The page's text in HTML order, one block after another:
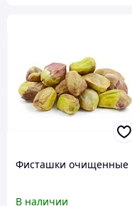
Фисташки очищенные
В наличии